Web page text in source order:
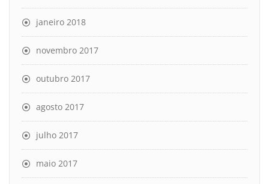
janeiro 2018
novembro 2017
outubro 2017
agosto 2017
julho 2017
maio 2017